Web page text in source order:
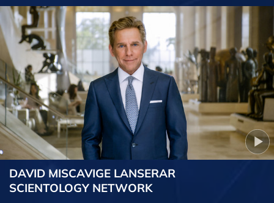
DAVID MISCAVIGE LANSERAR
SCIENTOLOGY NETWORK